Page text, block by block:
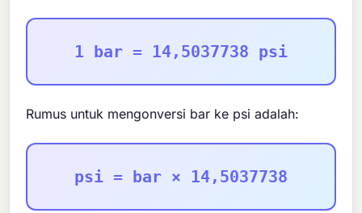
1 bar = 14,5037738 psi
Rumus untuk mengonversi bar ke psi adalah:
psi = bar × 14,5037738